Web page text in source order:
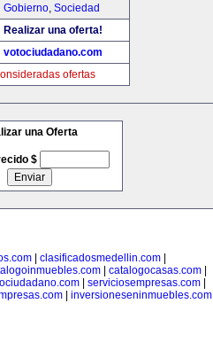
Gobierno, Sociedad
Realizar una oferta!
votociudadano.com
ofertas
una Oferta
$
clasificadosmedellin.com
catalogocasas.com
| serviciosempresas.com|
| inversioneseninmuebles.com|